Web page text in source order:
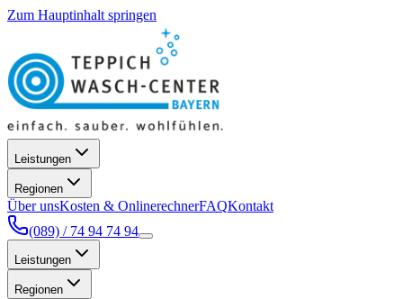
Zum Hauptinhalt springen
Leistungen
Regionen
Über unsKosten & OnlinerechnerFAQKontakt
(089) / 74 94 74 94
Leistungen
Regionen